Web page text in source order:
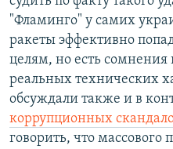
"Фламинго" у самих
ракеты эффективно
целям, но есть сомнения
реальных технических
обсуждали также и в
коррупционных
говорить, что массового